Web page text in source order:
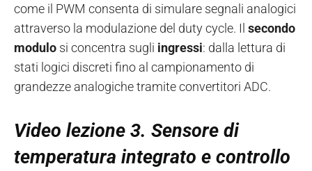
come il PWM consenta di simulare segnali analogici
attraverso la modulazione del duty cycle. Il secondo
modulo si concentra sugli ingressi: dalla lettura di
stati logici discreti fino al campionamento di
grandezze analogiche tramite convertitori ADC.
Video lezione 3. Sensore di
temperatura integrato e controllo